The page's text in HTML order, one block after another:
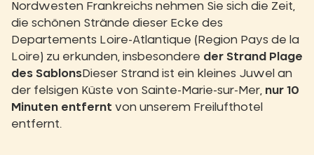
Nordwesten Frankreichs nehmen Sie sich die Zeit,
die schönen Strände dieser Ecke des
Departements Loire-Atlantique (Region Pays de la
Loire) zu erkunden, insbesondere der Strand Plage
des SablonsDieser Strand ist ein kleines Juwel an
der felsigen Küste von Sainte-Marie-sur-Mer, nur 10
Minuten entfernt von unserem Freilufthotel
entfernt.